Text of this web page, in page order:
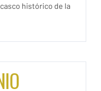
histórico de la